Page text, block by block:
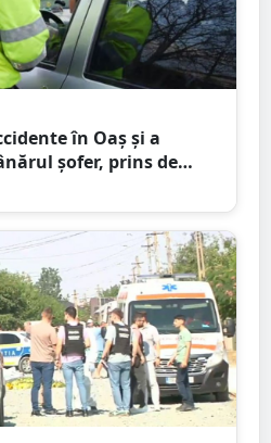
în Oaș și a
șofer, prins de
grave ale